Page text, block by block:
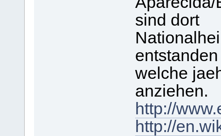
sind dort
welche
anziehen.
http://
http://